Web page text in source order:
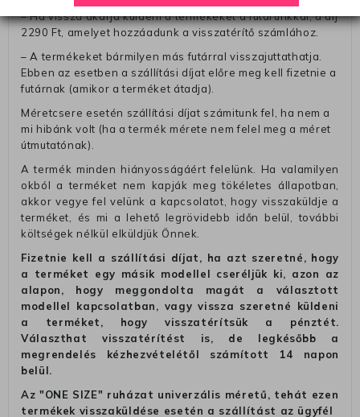
– Ha vissza akarja küldeni a termékeket a futárunkkal, a díj
2290 Ft, amelyet hozzáadunk a visszatérítő számlához.
– A termékeket bármilyen más futárral visszajuttathatja.
Ebben az esetben a szállítási díjat előre meg kell fizetnie a
futárnak (amikor a terméket átadja).
Méretcsere esetén szállítási díjat számitunk fel, ha nem a
mi hibánk volt (ha a termék mérete nem felel meg a méret
útmutatónak).
A termék minden hiányosságáért felelünk. Ha valamilyen
okból a terméket nem kapják meg tökéletes állapotban,
akkor vegye fel velünk a kapcsolatot, hogy visszaküldje a
terméket, és mi a lehető legrövidebb időn belül, további
költségek nélkül elküldjük Önnek.
Fizetnie kell a szállítási díjat, ha azt szeretné, hogy
a terméket egy másik modellel cseréljük ki, azon az
alapon, hogy meggondolta magát a választott
modellel kapcsolatban, vagy vissza szeretné küldeni
a terméket, hogy visszatérítsük a pénztét.
Választhat visszatérítést is, de legkésőbb a
megrendelés kézhezvételétől számított 14 napon
belül.
Az "ONE SIZE" ruházat univerzális méretű, tehát ezen
termékek visszaküldése esetén a szállítást az ügyfél